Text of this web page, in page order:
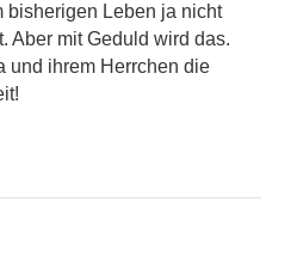
bisherigen Leben ja nicht
Aber mit Geduld wird das.
und ihrem Herrchen die